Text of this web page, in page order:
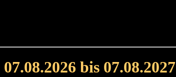
bis 07.08.2027